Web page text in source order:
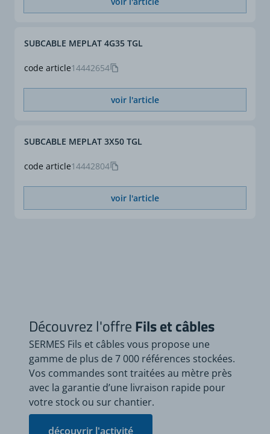
code article14442654
SUBCABLE MEPLAT 4G35 TGL
voir l'article
code article14442804
SUBCABLE MEPLAT 3X50 TGL
voir l'article
Découvrez l'offreFils et câbles
SERMES Fils et câbles vous propose une
gamme de plus de 7 000 références stockées.
Vos commandes sont traitées au mètre près
avec la garantie d’une livraison rapide pour
votre stock ou sur chantier.
découvrir l'activité